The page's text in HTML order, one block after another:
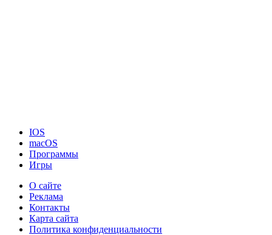
IOS
macOS
Программы
Игры
О сайте
Реклама
Контакты
Карта сайта
Политика конфиденциальности